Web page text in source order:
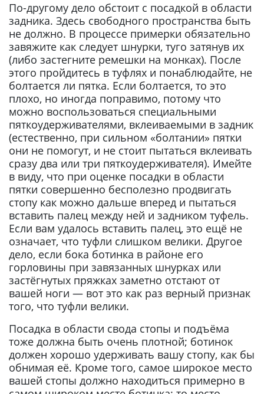
По-другому дело обстоит с посадкой в области
задника. Здесь свободного пространства быть
не должно. В процессе примерки обязательно
завяжите как следует шнурки, туго затянув их
(либо застегните ремешки на монках). После
этого пройдитесь в туфлях и понаблюдайте, не
болтается ли пятка. Если болтается, то это
плохо, но иногда поправимо, потому что
можно воспользоваться специальными
пяткоудерживателями, вклеиваемыми в задник
(естественно, при сильном «болтании» пятки
они не помогут, и не стоит пытаться вклеивать
сразу два или три пяткоудерживателя). Имейте
в виду, что при оценке посадки в области
пятки совершенно бесполезно продвигать
стопу как можно дальше вперед и пытаться
вставить палец между ней и задником туфель.
Если вам удалось вставить палец, это ещё не
означает, что туфли слишком велики. Другое
дело, если бока ботинка в районе его
горловины при завязанных шнурках или
застёгнутых пряжках заметно отстают от
вашей ноги — вот это как раз верный признак
того, что туфли велики.
Посадка в области свода стопы и подъёма
тоже должна быть очень плотной; ботинок
должен хорошо удерживать вашу стопу, как бы
обнимая её. Кроме того, самое широкое место
вашей стопы должно находиться примерно в